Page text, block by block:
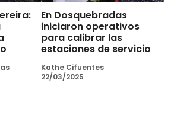
En Dosquebradas
iniciaron operativos
para calibrar las
estaciones de servicio
Kathe Cifuentes
22/03/2025